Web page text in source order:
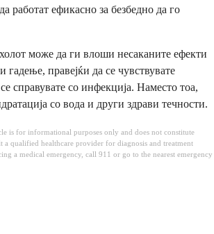
работат ефикасно за безбедно да го
може да ги влоши несаканите ефекти
гадење, правејќи да се чувствувате
справувате со инфекција. Наместо тоа,
со вода и други здрави течности.
is for informational purposes only and does not constitute
a qualified healthcare provider for diagnosis and treatment
a medical emergency, call 911 or go to the nearest emergency